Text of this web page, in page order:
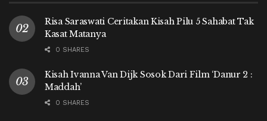
Risa Saraswati Ceritakan Kisah Pilu 5 Sahabat Tak
Kasat Matanya
0 SHARES
Kisah Ivanna Van Dijk Sosok Dari Film ‘Danur 2 :
Maddah’
0 SHARES